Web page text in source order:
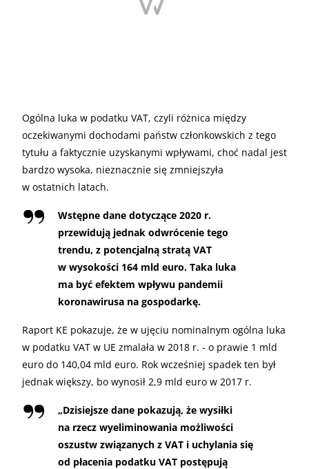
Ogólna luka w podatku VAT, czyli różnica między
oczekiwanymi dochodami państw członkowskich z tego
tytułu a faktycznie uzyskanymi wpływami, choć nadal jest
bardzo wysoka, nieznacznie się zmniejszyła
w ostatnich latach.
Wstępne dane dotyczące 2020 r.
przewidują jednak odwrócenie tego
trendu, z potencjalną stratą VAT
w wysokości 164 mld euro. Taka luka
ma być efektem wpływu pandemii
koronawirusa na gospodarkę.
Raport KE pokazuje, że w ujęciu nominalnym ogólna luka
w podatku VAT w UE zmalała w 2018 r. - o prawie 1 mld
euro do 140,04 mld euro. Rok wcześniej spadek ten był
jednak większy, bo wynosił 2,9 mld euro w 2017 r.
„Dzisiejsze dane pokazują, że wysiłki
na rzecz wyeliminowania możliwości
oszustw związanych z VAT i uchylania się
od płacenia podatku VAT postępują